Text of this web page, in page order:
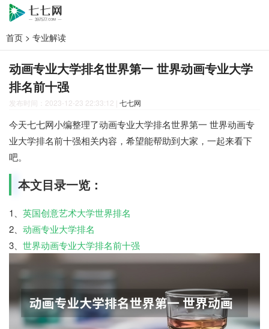
首页 > 专业解读
动画专业大学排名世界第一 世界动画专业大学
排名前十强
发布时间：2023-12-23 22:33:12 | 七七网
今天七七网小编整理了动画专业大学排名世界第一 世界动画专
业大学排名前十强相关内容，希望能帮助到大家，一起来看下
吧。
本文目录一览：
1、 英国创意艺术大学世界排名
2、 动画专业大学排名
3、 世界动画专业大学排名前十强